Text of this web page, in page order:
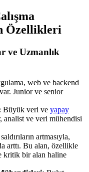
Özellikleri
ve Uzmanlık
web ve backend
Junior ve senior
Büyük veri ve yapay
analist ve veri mühendisi
artmasıyla,
arttı. Bu alan, özellikle
kritik bir alan haline